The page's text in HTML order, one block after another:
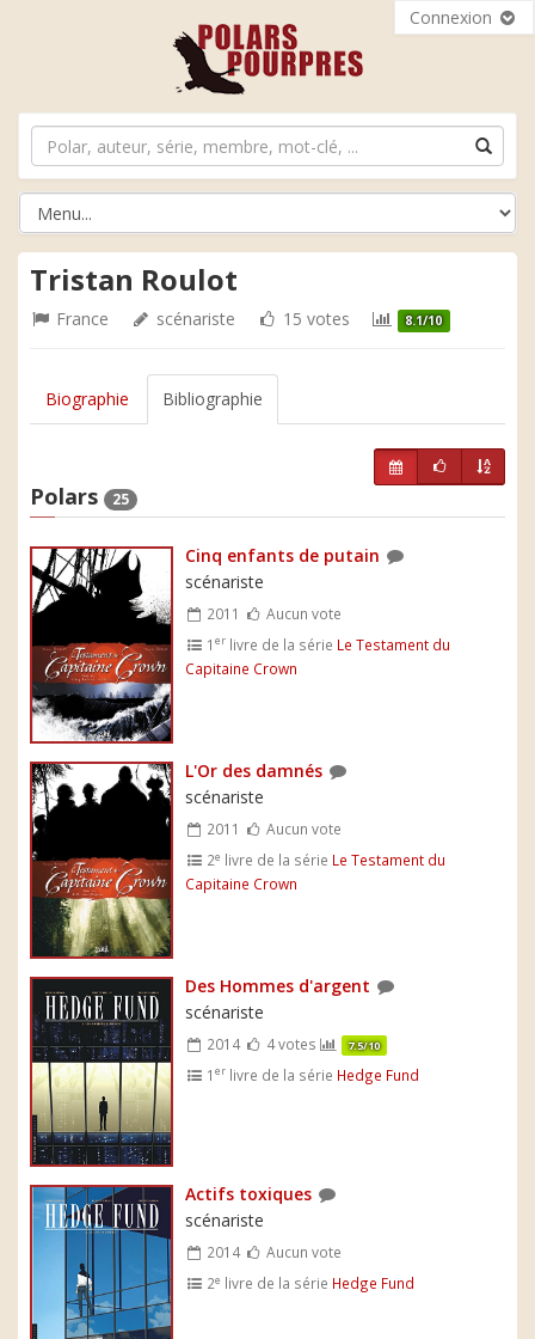
Connexion
Tristan Roulot
France scénariste 15 votes 8.1/10
Biographie Bibliographie
Polars 25
Cinq enfants de putain
scénariste
2011
Aucun vote
1er livre de la série Le Testament du
Capitaine Crown
L'Or des damnés
scénariste
2011
Aucun vote
2e livre de la série Le Testament du
Capitaine Crown
Des Hommes d'argent
scénariste
2014 4 votes 7.5/10
1er livre de la série Hedge Fund
Actifs toxiques
scénariste
2014
Aucun vote
2e livre de la série Hedge Fund